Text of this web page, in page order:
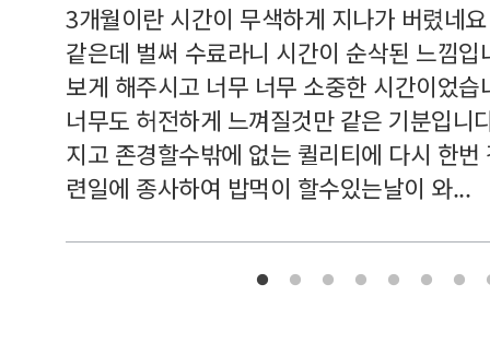
3개월이란 시간이 무색하게 지나가 버렸네
같은데 벌써 수료라니 시간이 순삭된 느낌
보게 해주시고 너무 너무 소중한 시간이었
너무도 허전하게 느껴질것만 같은 기분입니
지고 존경할수밖에 없는 퀼리티에 다시 한
련일에 종사하여 밥먹이 할수있는날이 와...